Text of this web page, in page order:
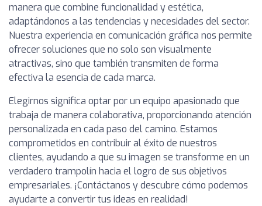
manera que combine funcionalidad y estética,
adaptándonos a las tendencias y necesidades del sector.
Nuestra experiencia en comunicación gráfica nos permite
ofrecer soluciones que no solo son visualmente
atractivas, sino que también transmiten de forma
efectiva la esencia de cada marca.
Elegirnos significa optar por un equipo apasionado que
trabaja de manera colaborativa, proporcionando atención
personalizada en cada paso del camino. Estamos
comprometidos en contribuir al éxito de nuestros
clientes, ayudando a que su imagen se transforme en un
verdadero trampolín hacia el logro de sus objetivos
empresariales. ¡Contáctanos y descubre cómo podemos
ayudarte a convertir tus ideas en realidad!